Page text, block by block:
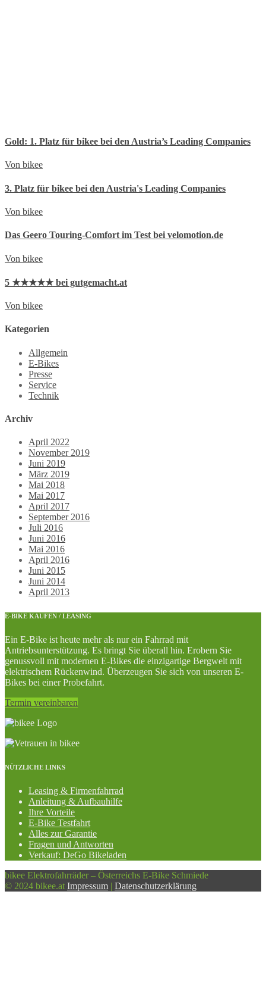
Gold: 1. Platz für bikee bei den Austria’s Leading Companies
Von bikee
3. Platz für bikee bei den Austria's Leading Companies
Von bikee
Das Geero Touring-Comfort im Test bei velomotion.de
Von bikee
5 ★★★★★ bei gutgemacht.at
Von bikee
Kategorien
Allgemein
E-Bikes
Presse
Service
Technik
Archiv
April 2022
November 2019
Juni 2019
März 2019
Mai 2018
Mai 2017
April 2017
September 2016
Juli 2016
Juni 2016
Mai 2016
April 2016
Juni 2015
Juni 2014
April 2013
E-BIKE KAUFEN / LEASING
Ein E-Bike ist heute mehr als nur ein Fahrrad mit
Antriebsunterstützung. Es bringt Sie überall hin. Erobern Sie
genussvoll mit modernen E-Bikes die einzigartige Bergwelt mit
elektrischem Rückenwind. Überzeugen Sie sich von unseren E-
Bikes bei einer Probefahrt.
Termin vereinbaren
NÜTZLICHE LINKS
Leasing & Firmenfahrrad
Anleitung & Aufbauhilfe
Ihre Vorteile
E-Bike Testfahrt
Alles zur Garantie
Fragen und Antworten
Verkauf: DeGo Bikeladen
bikee Elektrofahrräder – Österreichs E-Bike Schmiede
© 2024 bikee.at Impressum | Datenschutzerklärung